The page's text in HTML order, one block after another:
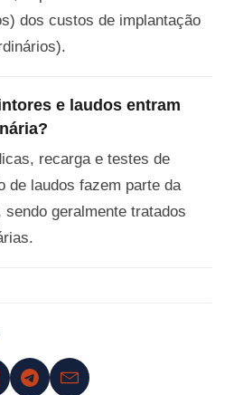
dos custos de implantação
e laudos entram
recarga e testes de
de laudos fazem parte da
geralmente tratados